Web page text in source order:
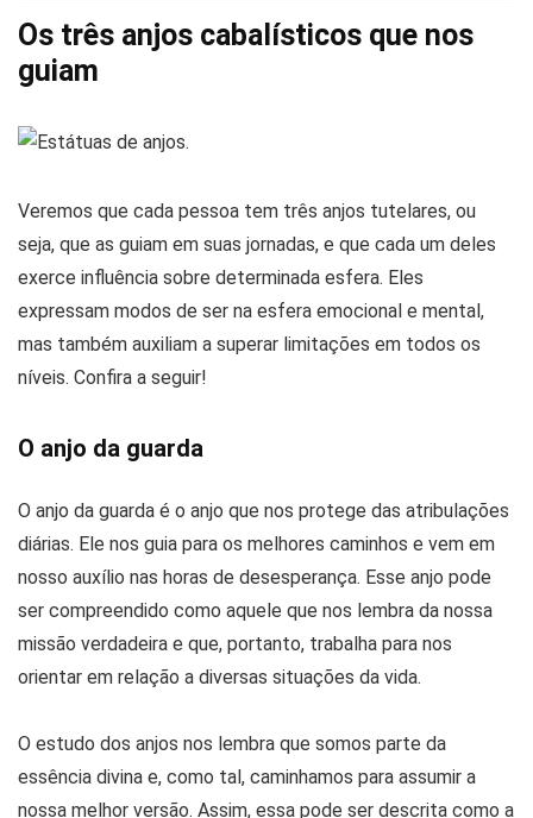
Os três anjos cabalísticos que nos
guiam
Veremos que cada pessoa tem três anjos tutelares, ou
seja, que as guiam em suas jornadas, e que cada um deles
exerce influência sobre determinada esfera. Eles
expressam modos de ser na esfera emocional e mental,
mas também auxiliam a superar limitações em todos os
níveis. Confira a seguir!
O anjo da guarda
O anjo da guarda é o anjo que nos protege das atribulações
diárias. Ele nos guia para os melhores caminhos e vem em
nosso auxílio nas horas de desesperança. Esse anjo pode
ser compreendido como aquele que nos lembra da nossa
missão verdadeira e que, portanto, trabalha para nos
orientar em relação a diversas situações da vida.
O estudo dos anjos nos lembra que somos parte da
essência divina e, como tal, caminhamos para assumir a
nossa melhor versão. Assim, essa pode ser descrita como a